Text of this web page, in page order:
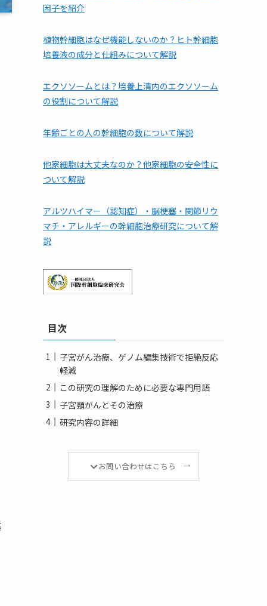
因子を紹介
植物幹細胞はなぜ機能しないのか？ヒト幹細胞
培養液の成分と仕組みについて解説
エクソソームとは？培養上清内のエクソソーム
の役割について解説
年齢ごとの人の幹細胞の数について解説
他家細胞は⼤丈夫なのか？他家細胞の安全性に
ついて解説
アルツハイマー（認知症）・脳梗塞・関節リウ
マチ・アレルギーの幹細胞治療研究について解
説
目次
子宮がん治療、ゲノム編集技術で拒絶反応
軽減
この研究の理解のために必要な専門用語
子宮頸がんとその治療
研究内容の詳細
お問い合わせはこちら